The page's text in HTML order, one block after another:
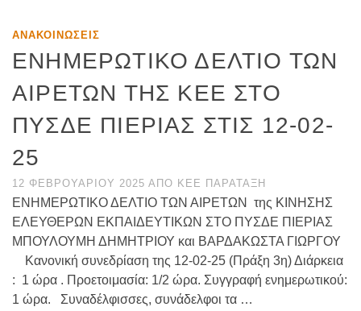
ΑΝΑΚΟΙΝΏΣΕΙΣ
ΕΝΗΜΕΡΩΤΙΚΟ ΔΕΛΤΙΟ ΤΩΝ
ΑΙΡΕΤΩΝ ΤΗΣ ΚΕΕ ΣΤΟ
ΠΥΣΔΕ ΠΙΕΡΙΑΣ ΣΤΙΣ 12-02-
25
12 ΦΕΒΡΟΥΑΡΊΟΥ 2025 ΑΠΌ ΚΕΕ ΠΑΡΆΤΑΞΗ
ΕΝΗΜΕΡΩΤΙΚΟ ΔΕΛΤΙΟ ΤΩΝ ΑΙΡΕΤΩΝ της ΚΙΝΗΣΗΣ
ΕΛΕΥΘΕΡΩΝ ΕΚΠΑΙΔΕΥΤΙΚΩΝ ΣΤΟ ΠΥΣΔΕ ΠΙΕΡΙΑΣ
ΜΠΟΥΛΟΥΜΗ ΔΗΜΗΤΡΙΟΥ και ΒΑΡΔΑΚΩΣΤΑ ΓΙΩΡΓΟΥ
Κανονική συνεδρίαση της 12-02-25 (Πράξη 3η) Διάρκεια
: 1 ώρα . Προετοιμασία: 1/2 ώρα. Συγγραφή ενημερωτικού:
1 ώρα. Συναδέλφισσες, συνάδελφοι τα …